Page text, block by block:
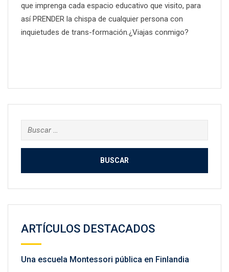
que imprenga cada espacio educativo que visito, para
así PRENDER la chispa de cualquier persona con
inquietudes de trans-formación.¿Viajas conmigo?
Buscar:
ARTÍCULOS DESTACADOS
Una escuela Montessori pública en Finlandia